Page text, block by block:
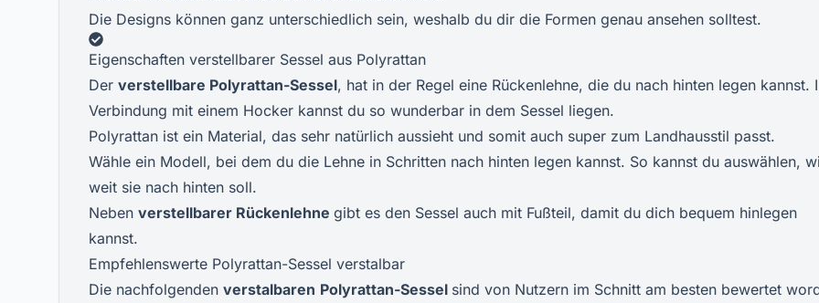
Die Designs können ganz unterschiedlich sein, weshalb du dir die Formen genau ansehen solltest.
Eigenschaften verstellbarer Sessel aus Polyrattan
Der verstellbare Polyrattan-Sessel, hat in der Regel eine Rückenlehne, die du nach hinten legen kannst.
Verbindung mit einem Hocker kannst du so wunderbar in dem Sessel liegen.
Polyrattan ist ein Material, das sehr natürlich aussieht und somit auch super zum Landhausstil passt.
Wähle ein Modell, bei dem du die Lehne in Schritten nach hinten legen kannst. So kannst du auswählen,
weit sie nach hinten soll.
Neben verstellbarer Rückenlehne gibt es den Sessel auch mit Fußteil, damit du dich bequem hinlegen
kannst.
Empfehlenswerte Polyrattan-Sessel verstalbar
Die nachfolgenden verstalbaren Polyrattan-Sessel sind von Nutzern im Schnitt am besten bewertet